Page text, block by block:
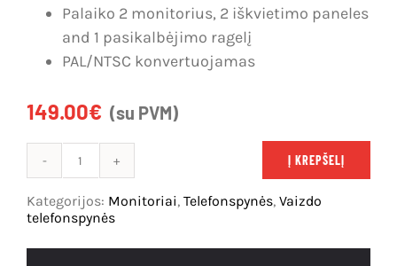
Maitinimo šaltiniai
Prisiminti
Registruotis
Palaiko 2 monitorius, 2 iškvietimo paneles
and 1 pasikalbėjimo ragelį
PAL/NTSC konvertuojamas
149.00€ (su PVM)
produkto
COMMAX
Į KREPŠELĮ
Kategorijos: Monitoriai, Telefonspynės, Vaizdo
telefonspynės